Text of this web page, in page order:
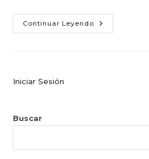
Continuar Leyendo Quenelles
Iniciar Sesión
Buscar